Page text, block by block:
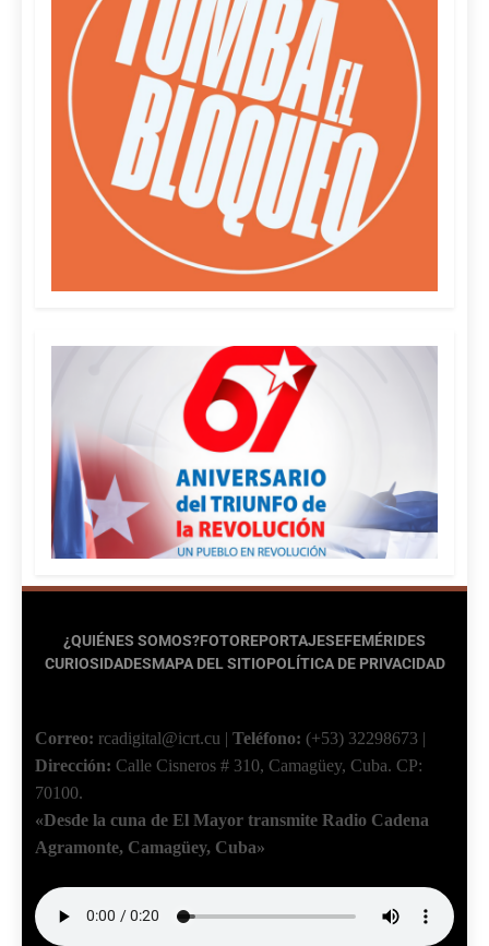
¿QUIÉNES SOMOS?FOTOREPORTAJESEFEMÉRIDES
CURIOSIDADESMAPA DEL SITIOPOLÍTICA DE PRIVACIDAD
Correo: rcadigital@icrt.cu | Teléfono: (+53) 32298673 |
Dirección: Calle Cisneros # 310, Camagüey, Cuba. CP:
70100.
«Desde la cuna de El Mayor transmite Radio Cadena
Agramonte, Camagüey, Cuba»